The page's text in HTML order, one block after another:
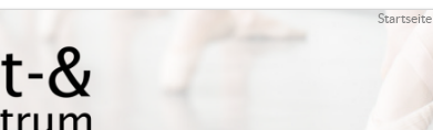
Startseite